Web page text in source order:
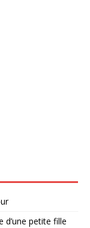
d’une petite fille